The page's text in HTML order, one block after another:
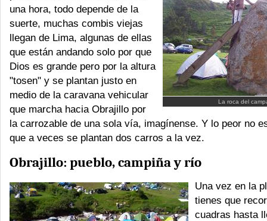
La roca del
una hora, todo depende de la
suerte, muchas combis viejas
llegan de Lima, algunas de ellas
que están andando solo por que
Dios es grande pero por la altura
"tosen" y se plantan justo en
medio de la caravana vehicular
que marcha hacia Obrajillo por
la carrozable de una sola vía, imagínense. Y lo peor no
que a veces se plantan dos carros a la vez.
Obrajillo: pueblo, campiña y río
Una vez en la
tienes que
cuadras hasta